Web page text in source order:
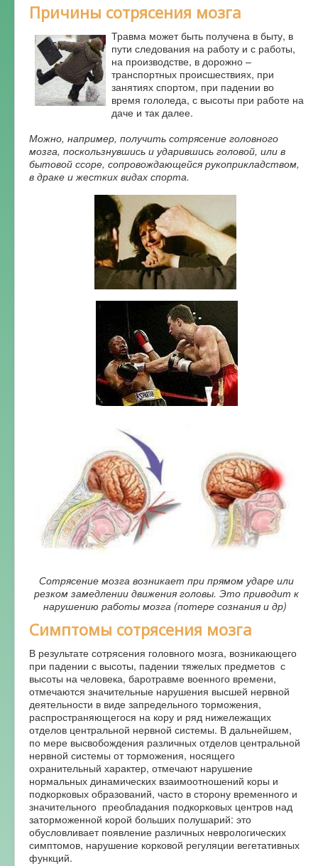
Причины сотрясения мозга
Травма может быть получена в быту, в
пути следования на работу и с работы,
на производстве, в дорожно –
транспортных происшествиях, при
занятиях спортом, при падении во
время гололеда, с высоты при работе на
даче и так далее.
Можно, например, получить сотрясение головного
мозга, поскользнувшись и ударившись головой, или в
бытовой ссоре, сопровождающейся рукоприкладством,
в драке и жестких видах спорта.
Сотрясение мозга возникает при прямом ударе или
резком замедлении движения головы. Это приводит к
нарушению работы мозга (потере сознания и др)
Симптомы сотрясения мозга
В результате сотрясения головного мозга, возникающего
при падении с высоты, падении тяжелых предметов с
высоты на человека, баротравме военного времени,
отмечаются значительные нарушения высшей нервной
деятельности в виде запредельного торможения,
распространяющегося на кору и ряд нижележащих
отделов центральной нервной системы. В дальнейшем,
по мере высвобождения различных отделов центральной
нервной системы от торможения, носящего
охранительный характер, отмечают нарушение
нормальных динамических взаимоотношений коры и
подкорковых образований, часто в сторону временного и
значительного преобладания подкорковых центров над
заторможенной корой больших полушарий: это
обусловливает появление различных неврологических
симптомов, нарушение корковой регуляции вегетативных
функций.